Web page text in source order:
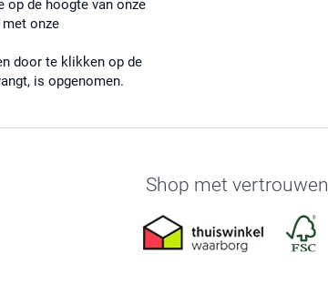
op de hoogte van onze
onze
door te klikken op de
is opgenomen.
Shop met vertrouwen